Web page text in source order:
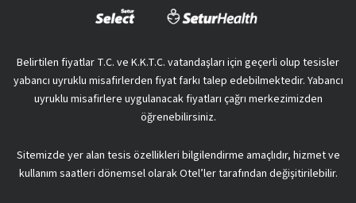
Belirtilen fiyatlar T.C. ve K.K.T.C. vatandaşları için geçerli olup tesisler
yabancı uyruklu misafirlerden fiyat farkı talep edebilmektedir. Yabancı
uyruklu misafirlere uygulanacak fiyatları çağrı merkezimizden
öğrenebilirsiniz.
Sitemizde yer alan tesis özellikleri bilgilendirme amaçlıdır, hizmet ve
kullanım saatleri dönemsel olarak Otel’ler tarafından değişitirilebilir.